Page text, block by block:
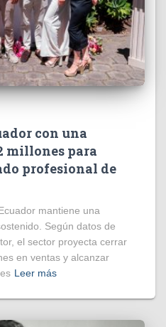
con una
millones para
profesional de
mantiene una
Según datos de
el sector proyecta cerrar
en ventas y alcanzar
Leer más